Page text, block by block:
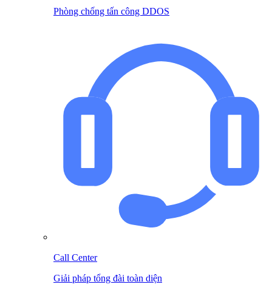
Phòng chống tấn công DDOS
Call Center
Giải pháp tổng đài toàn diện